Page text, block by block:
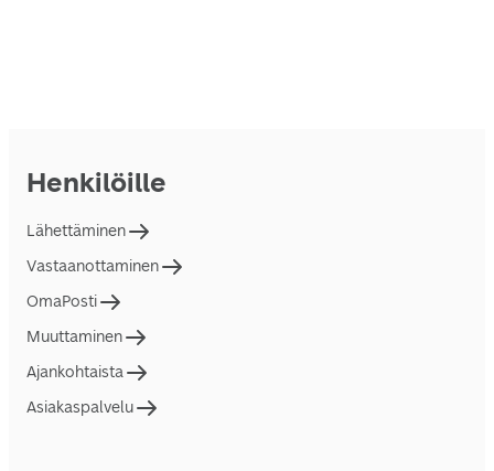
Henkilöille
Lähettäminen
Vastaanottaminen
OmaPosti
Muuttaminen
Ajankohtaista
Asiakaspalvelu